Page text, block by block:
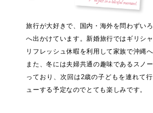
女子プロゴルフ協賛
サステイナビリティ・企業情報
明治安田公式ホームページ
旅行が大好きで、国内・海外を問わずい
へ出かけています。新婚旅行ではギリシ
リフレッシュ休暇を利用して家族で沖縄へ
また、冬には夫婦共通の趣味であるスノ
っており、次回は2歳の子どもを連れて
ューする予定なのでとても楽しみです。